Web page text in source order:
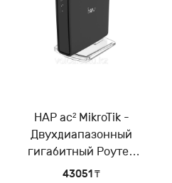
HAP ac² MikroTik -
Двухдиапазонный
гигабитный Роутер
WiFi для дома/офиса
43051 ₸